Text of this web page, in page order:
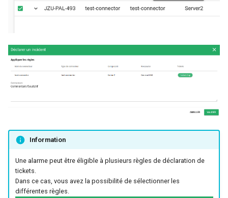
Information
Une alarme peut être éligible à plusieurs règles de déclaration de
tickets.
Dans ce cas, vous avez la possibilité de sélectionner les
différentes règles.